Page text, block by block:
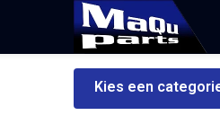
Kies een